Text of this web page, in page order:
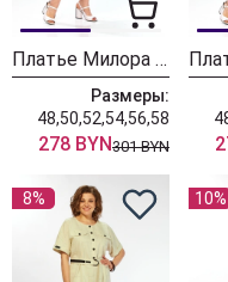
Платье Милора Стиль 1455 шоколад
Размеры:
48,50,52,54,56,58
278 BYN301 BYN
8% 10%